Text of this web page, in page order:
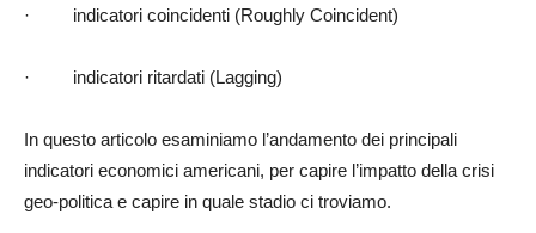
· indicatori coincidenti (Roughly Coincident)
· indicatori ritardati (Lagging)
In questo articolo esaminiamo l’andamento dei principali
indicatori economici americani, per capire l’impatto della crisi
geo-politica e capire in quale stadio ci troviamo.